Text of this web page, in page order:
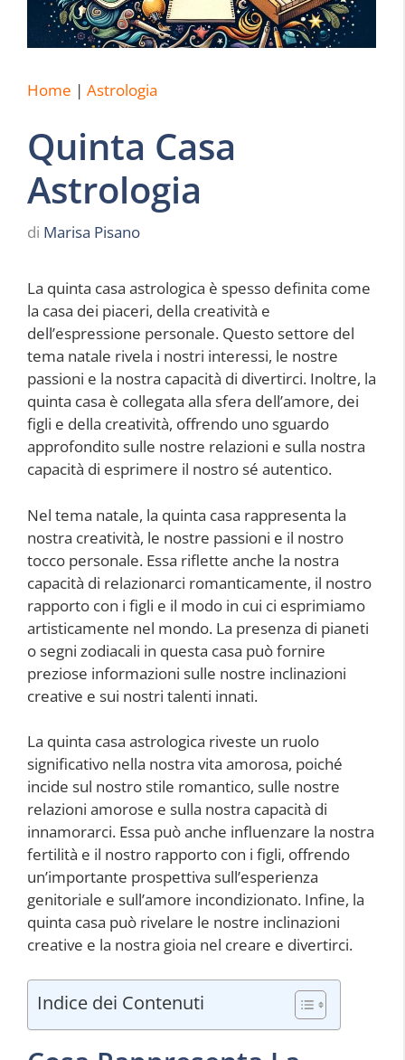
Home | Astrologia
Quinta Casa
Astrologia
di Marisa Pisano
La quinta casa astrologica è spesso definita come
la casa dei piaceri, della creatività e
dell’espressione personale. Questo settore del
tema natale rivela i nostri interessi, le nostre
passioni e la nostra capacità di divertirci. Inoltre, la
quinta casa è collegata alla sfera dell’amore, dei
figli e della creatività, offrendo uno sguardo
approfondito sulle nostre relazioni e sulla nostra
capacità di esprimere il nostro sé autentico.
Nel tema natale, la quinta casa rappresenta la
nostra creatività, le nostre passioni e il nostro
tocco personale. Essa riflette anche la nostra
capacità di relazionarci romanticamente, il nostro
rapporto con i figli e il modo in cui ci esprimiamo
artisticamente nel mondo. La presenza di pianeti
o segni zodiacali in questa casa può fornire
preziose informazioni sulle nostre inclinazioni
creative e sui nostri talenti innati.
La quinta casa astrologica riveste un ruolo
significativo nella nostra vita amorosa, poiché
incide sul nostro stile romantico, sulle nostre
relazioni amorose e sulla nostra capacità di
innamorarci. Essa può anche influenzare la nostra
fertilità e il nostro rapporto con i figli, offrendo
un’importante prospettiva sull’esperienza
genitoriale e sull’amore incondizionato. Infine, la
quinta casa può rivelare le nostre inclinazioni
creative e la nostra gioia nel creare e divertirci.
Indice dei Contenuti